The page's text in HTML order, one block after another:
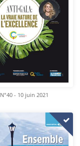
N°40 - 10 juin 2021